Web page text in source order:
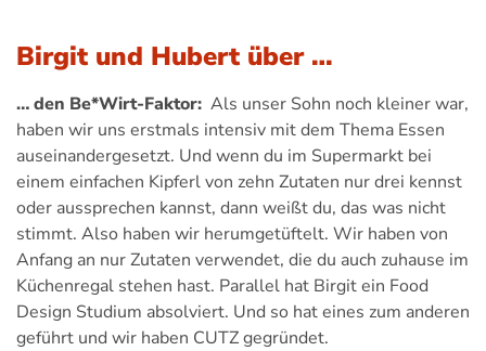
Birgit und Hubert über …
… den Be*Wirt-Faktor: Als unser Sohn noch kleiner war,
haben wir uns erstmals intensiv mit dem Thema Essen
auseinandergesetzt. Und wenn du im Supermarkt bei
einem einfachen Kipferl von zehn Zutaten nur drei kennst
oder aussprechen kannst, dann weißt du, das was nicht
stimmt. Also haben wir herumgetüftelt. Wir haben von
Anfang an nur Zutaten verwendet, die du auch zuhause im
Küchenregal stehen hast. Parallel hat Birgit ein Food
Design Studium absolviert. Und so hat eines zum anderen
geführt und wir haben CUTZ gegründet.